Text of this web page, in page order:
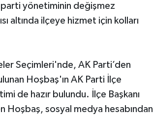
parti yönetiminin değişmez
altında ilçeye hizmet için kolları
Seçimleri'nde, AK Parti’den
Hoşbaş'ın AK Parti İlçe
de hazır bulundu. İlçe Başkanı
Hoşbaş, sosyal medya hesabından